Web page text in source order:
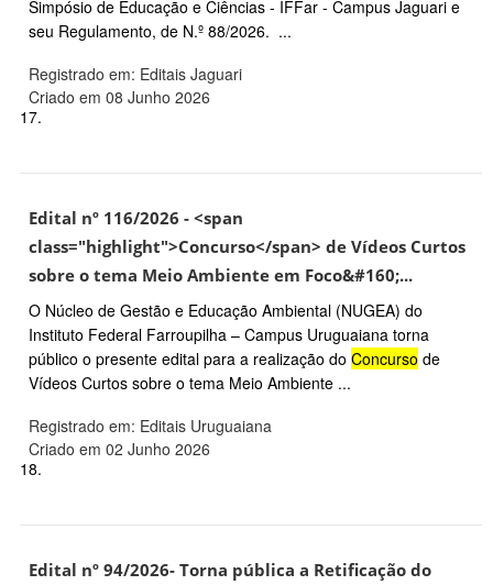
Simpósio de Educação e Ciências - IFFar - Campus Jaguari e
seu Regulamento, de N.º 88/2026. ...
Registrado em: Editais Jaguari
Criado em 08 Junho 2026
17.
Edital nº 116/2026 - <span
class="highlight">Concurso</span> de Vídeos Curtos
sobre o tema Meio Ambiente em Foco&#160;...
O Núcleo de Gestão e Educação Ambiental (NUGEA) do
Instituto Federal Farroupilha – Campus Uruguaiana torna
público o presente edital para a realização do Concurso de
Vídeos Curtos sobre o tema Meio Ambiente ...
Registrado em: Editais Uruguaiana
Criado em 02 Junho 2026
18.
Edital nº 94/2026- Torna pública a Retificação do